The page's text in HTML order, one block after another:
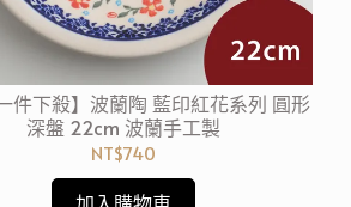
件下殺】波蘭陶 藍印紅花系列 圓形
深盤 22cm 波蘭手工製
NT$740